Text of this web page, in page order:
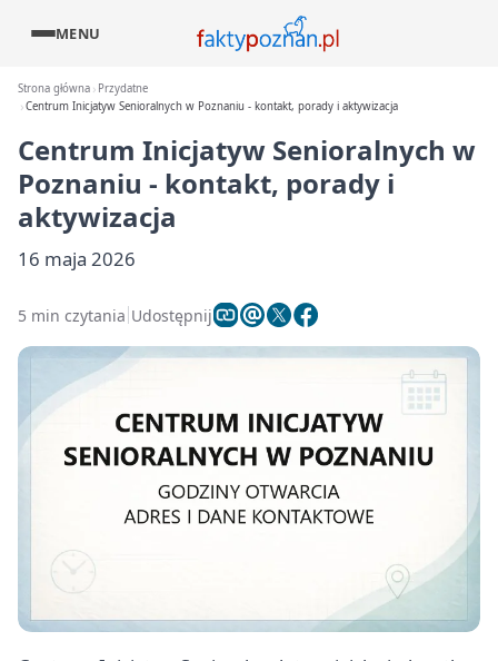
MENU
Strona główna
Przydatne
Centrum Inicjatyw Senioralnych w Poznaniu - kontakt, porady i aktywizacja
Centrum Inicjatyw Senioralnych w
Poznaniu - kontakt, porady i
aktywizacja
16 maja 2026
5 min czytania Udostępnij